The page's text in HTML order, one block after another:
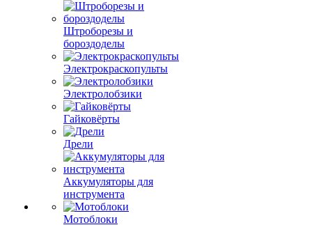
Штроборезы и
бороздоделы
Электрокраскопульты
Электролобзики
Гайковёрты
Дрели
Аккумуляторы для
инструмента
Мотоблоки